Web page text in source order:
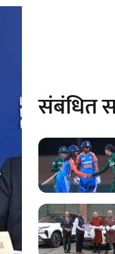
संबंधित